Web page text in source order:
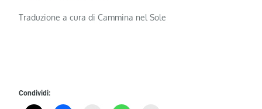
Traduzione a cura di Cammina nel Sole
Condividi: